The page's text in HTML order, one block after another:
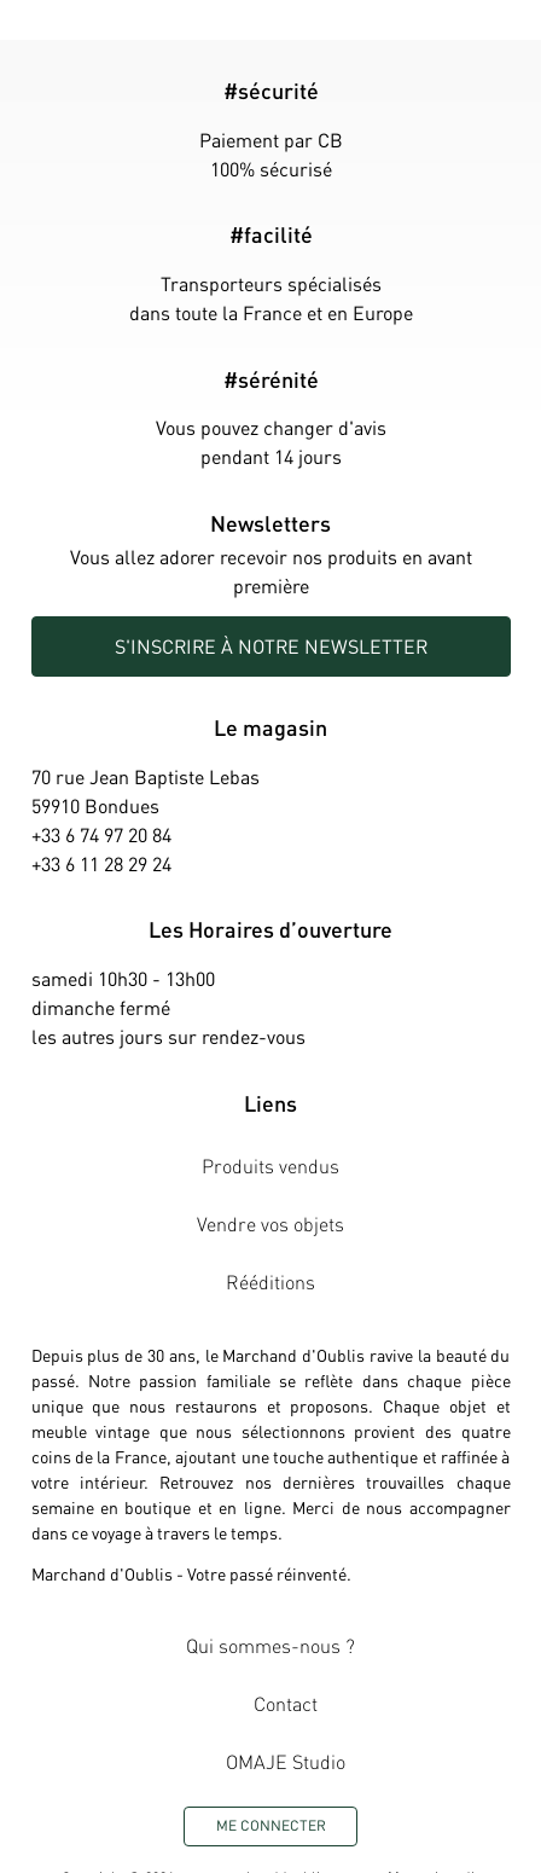
#sécurité
Paiement par CB
100% sécurisé
#facilité
Transporteurs spécialisés
dans toute la France et en Europe
#sérénité
Vous pouvez changer d'avis
pendant 14 jours
Newsletters
Vous allez adorer recevoir nos produits en avant
première
S'INSCRIRE À NOTRE NEWSLETTER
Le magasin
70 rue Jean Baptiste Lebas
59910 Bondues
+33 6 74 97 20 84
+33 6 11 28 29 24
Les Horaires d’ouverture
samedi 10h30 - 13h00
dimanche fermé
les autres jours sur rendez-vous
Liens
Produits vendus
Vendre vos objets
Rééditions
Depuis plus de 30 ans, le Marchand d'Oublis ravive la beauté du
passé. Notre passion familiale se reflète dans chaque pièce
unique que nous restaurons et proposons. Chaque objet et
meuble vintage que nous sélectionnons provient des quatre
coins de la France, ajoutant une touche authentique et raffinée à
votre intérieur. Retrouvez nos dernières trouvailles chaque
semaine en boutique et en ligne. Merci de nous accompagner
dans ce voyage à travers le temps.
Marchand d'Oublis - Votre passé réinventé.
Qui sommes-nous ?
Contact
OMAJE Studio
ME CONNECTER